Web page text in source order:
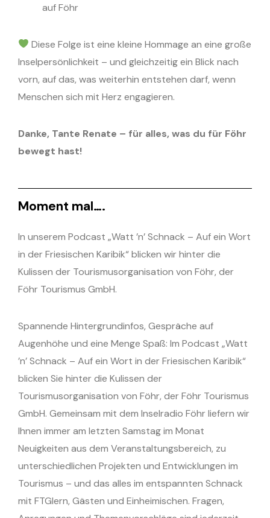
auf Föhr
Diese Folge ist eine kleine Hommage an eine große
Inselpersönlichkeit – und gleichzeitig ein Blick nach
vorn, auf das, was weiterhin entstehen darf, wenn
Menschen sich mit Herz engagieren.
Danke, Tante Renate – für alles, was du für Föhr
bewegt hast!
Moment mal….
In unserem Podcast „Watt ’n’ Schnack – Auf ein Wort
in der Friesischen Karibik“ blicken wir hinter die
Kulissen der Tourismusorganisation von Föhr, der
Föhr Tourismus GmbH.
Spannende Hintergrundinfos, Gespräche auf
Augenhöhe und eine Menge Spaß: Im Podcast „Watt
’n’ Schnack – Auf ein Wort in der Friesischen Karibik“
blicken Sie hinter die Kulissen der
Tourismusorganisation von Föhr, der Föhr Tourismus
GmbH. Gemeinsam mit dem Inselradio Föhr liefern wir
Ihnen immer am letzten Samstag im Monat
Neuigkeiten aus dem Veranstaltungsbereich, zu
unterschiedlichen Projekten und Entwicklungen im
Tourismus – und das alles im entspannten Schnack
mit FTGlern, Gästen und Einheimischen. Fragen,